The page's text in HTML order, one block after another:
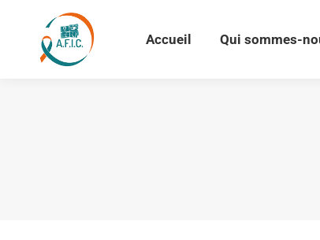
Accueil Qui sommes-